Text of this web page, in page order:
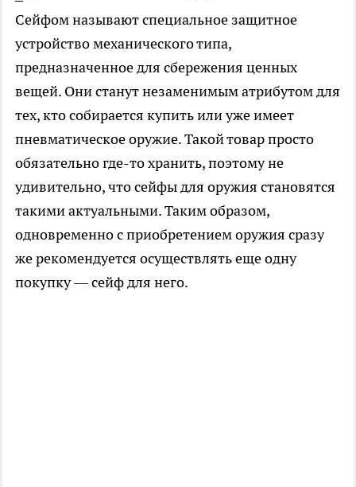
Сейфом называют специальное защитное
устройство механического типа,
предназначенное для сбережения ценных
вещей. Они станут незаменимым атрибутом для
тех, кто собирается купить или уже имеет
пневматическое оружие. Такой товар просто
обязательно где-то хранить, поэтому не
удивительно, что сейфы для оружия становятся
такими актуальными. Таким образом,
одновременно с приобретением оружия сразу
же рекомендуется осуществлять еще одну
покупку — сейф для него.